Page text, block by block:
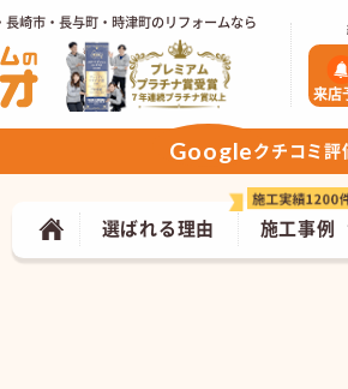
長崎市・長与町・時津町のリフォームなら
来店
施工事例
選ばれる理由
Googleクチコミ評